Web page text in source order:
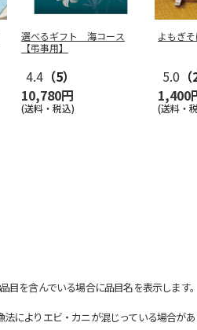
選べるギフト 海コース
【弔事用】
4.4 （5）
10,780円
(送料・税込)
よもぎ
5.0
1,400
(送料・
を含んでいる場合に品目名を表示します。
よりエビ・カニが混じっている場合が